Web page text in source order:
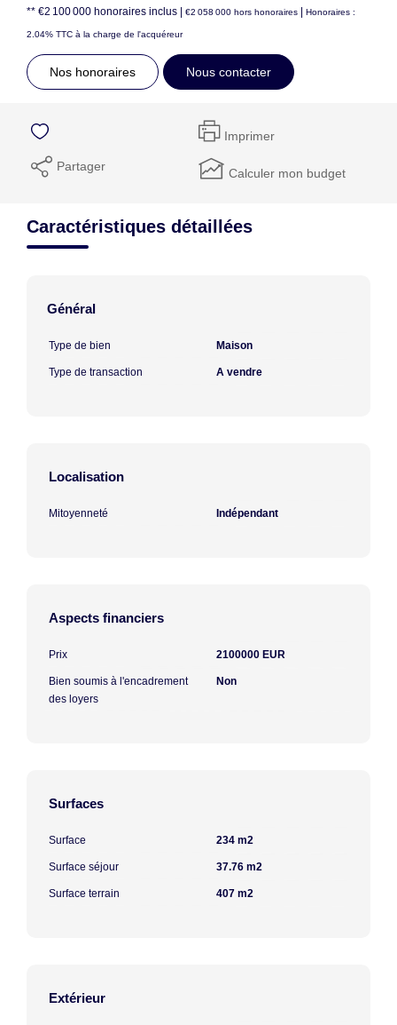
** €2 100 000 honoraires inclus | €2 058 000 hors honoraires | Honoraires :
2.04% TTC à la charge de l'acquéreur
Nos honoraires Nous contacter
Imprimer
Partager Calculer mon budget
Caractéristiques détaillées
Général
Type de bien Maison
Type de transaction A vendre
Localisation
Mitoyenneté Indépendant
Aspects financiers
Prix 2100000 EUR
Bien soumis à l'encadrement
des loyers
Non
Surfaces
Surface 234 m2
Surface séjour 37.76 m2
Surface terrain 407 m2
Extérieur